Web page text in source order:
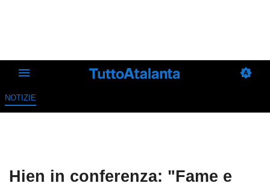
NOTIZIE
Hien in conferenza: "Fame e